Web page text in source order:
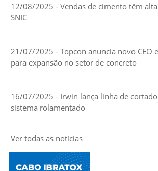
12/08/2025 - Vendas de cimento têm
SNIC
21/07/2025 - Topcon anuncia novo CEO
para expansão no setor de concreto
16/07/2025 - Irwin lança linha de
sistema rolamentado
Ver todas as notícias